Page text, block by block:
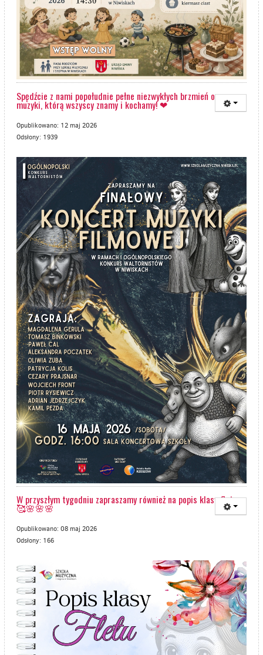
Spędźcie z nami popołudnie pełne niezwykłych brzmień oraz
muzyki, którą wszyscy znamy i kochamy! ❤
Opublikowano: 12 maj 2026
Odsłony: 1939
W przyszłym tygodniu zapraszamy również na popis klasy fletu
🥰🌸🌸🌸
Opublikowano: 08 maj 2026
Odsłony: 166